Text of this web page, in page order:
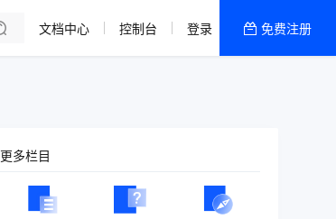
文档中心 控制台 登录 免费注册
更多栏目